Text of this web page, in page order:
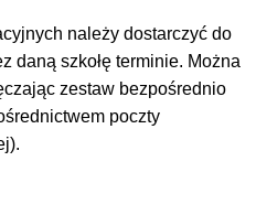
należy dostarczyć do
daną szkołę terminie. Można
zestaw bezpośrednio
poczty